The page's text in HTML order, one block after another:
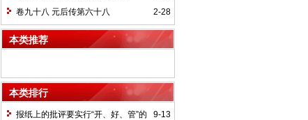
2-28
卷九十八 元后传第六十八
本类推荐
本类排行
9-13
报纸上的批评要实行“开、好、管”的